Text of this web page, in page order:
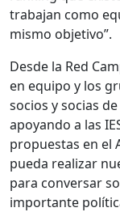
trabajan como
mismo objetivo”.
Desde la Red
en equipo y los
socios y socias
apoyando a las
propuestas en el
pueda realizar
para conversar
importante